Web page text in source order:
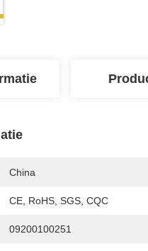
China
CE, RoHS, SGS, CQC
09200100251